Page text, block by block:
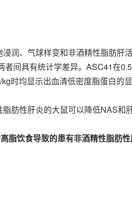
润、气球样变和非酒精性脂肪
间具有统计学差异。ASC41在
时均显示出血清低密度脂蛋白的显
肪性肝炎的大鼠可以降低NAS和
脂饮食导致的患有非酒精性脂肪